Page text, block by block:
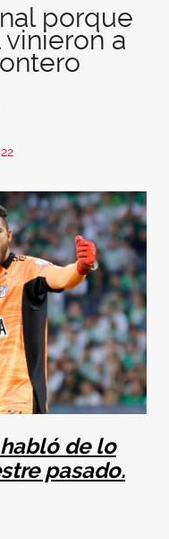
porque
a
de lo
pasado.